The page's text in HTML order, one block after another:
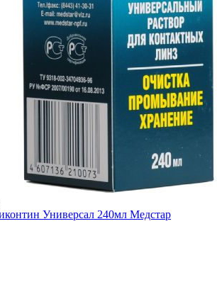
Универсал 240мл Медстар